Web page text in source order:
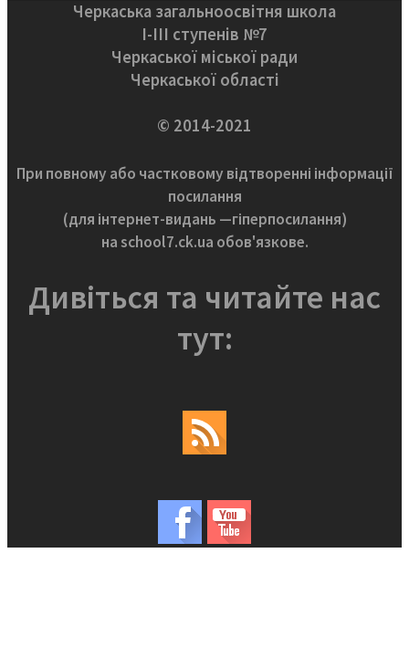
Черкаська загальноосвітня школа
І-ІІІ ступенів №7
Черкаської міської ради
Черкаської області
© 2014-2021
При повному або частковому відтворенні інформації
посилання
(для інтернет-видань —гіперпосилання)
на school7.ck.ua обов'язкове.
Дивіться та читайте нас
тут: